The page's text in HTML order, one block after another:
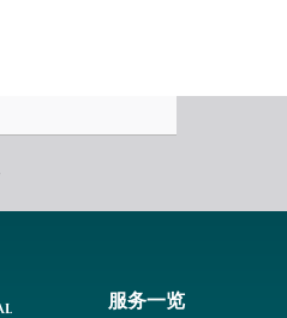
服务一览